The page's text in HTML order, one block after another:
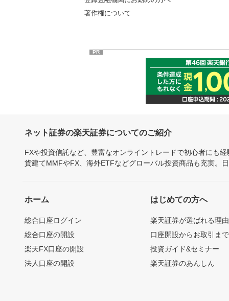
著作権について
PR
ネット証券の楽天証券についてのご紹介
FXや投資信託など、豊富なオンライントレードで初心者にも
貨建てMMFやFX、海外ETFなどグローバル投資商品も充実。
ホーム
総合口座ログイン
総合口座の開設
楽天FX口座の開設
法人口座の開設
はじめての方へ
楽天証券が選ばれる理由
口座開設からお取引ま
投資ガイド&セミナー
楽天証券のあんしん